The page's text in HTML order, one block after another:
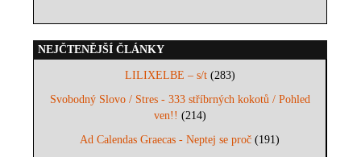
NEJČTENĚJŠÍ ČLÁNKY
LILIXELBE – s/t(283)
Svobodný Slovo / Stres - 333 stříbrných kokotů / Pohled
ven!! (214)
Ad Calendas Graecas - Neptej se proč (191)